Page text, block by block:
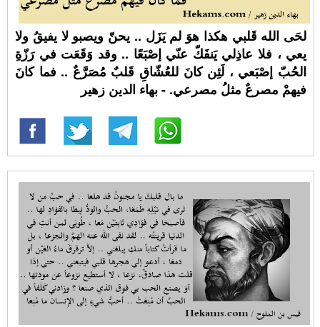
لحَى الله قَلبي هكذا هوَ لم يَزَل .. يحنّ ويصبو لا يفيقُ ولا
يعي ، فلا عاذِلي يَنفَكّ عنّي إصْبَعًا .. وقد وَقَعَت في رَزّةِ
الحُبّ إصْبَعي ، لَئِن كانَ للعُشّاقِ قَلبٌ مُصَرَّعٌ .. فما كانَ
فيهمْ مصرعٌ مثلُ مصرعي. - بهاء الدين زهير